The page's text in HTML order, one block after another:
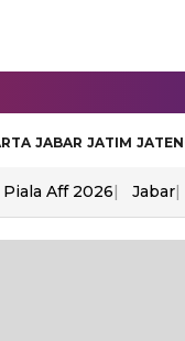
JABAR JATIM
Piala Aff 2026 Jabar